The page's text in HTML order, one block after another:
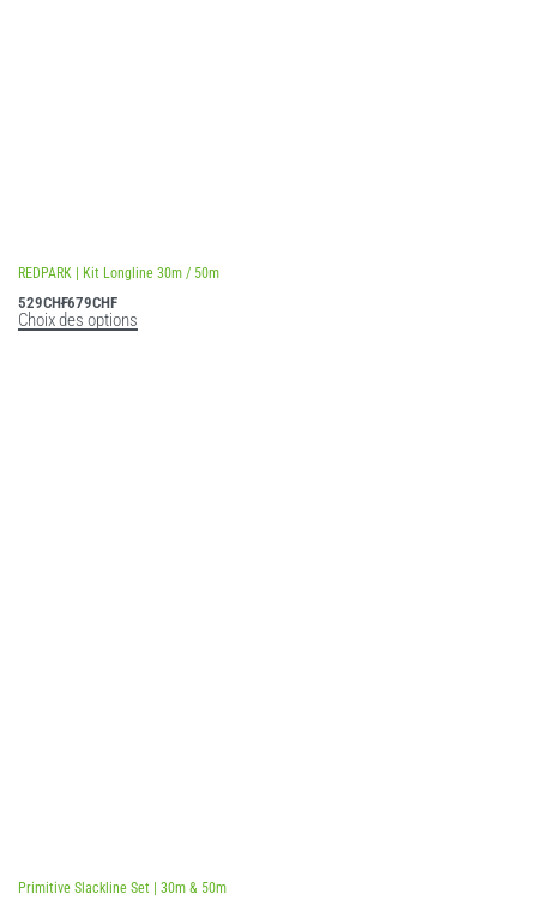
REDPARK | Kit Longline 30m / 50m
529CHF679CHF
Choix des options
Primitive Slackline Set | 30m & 50m